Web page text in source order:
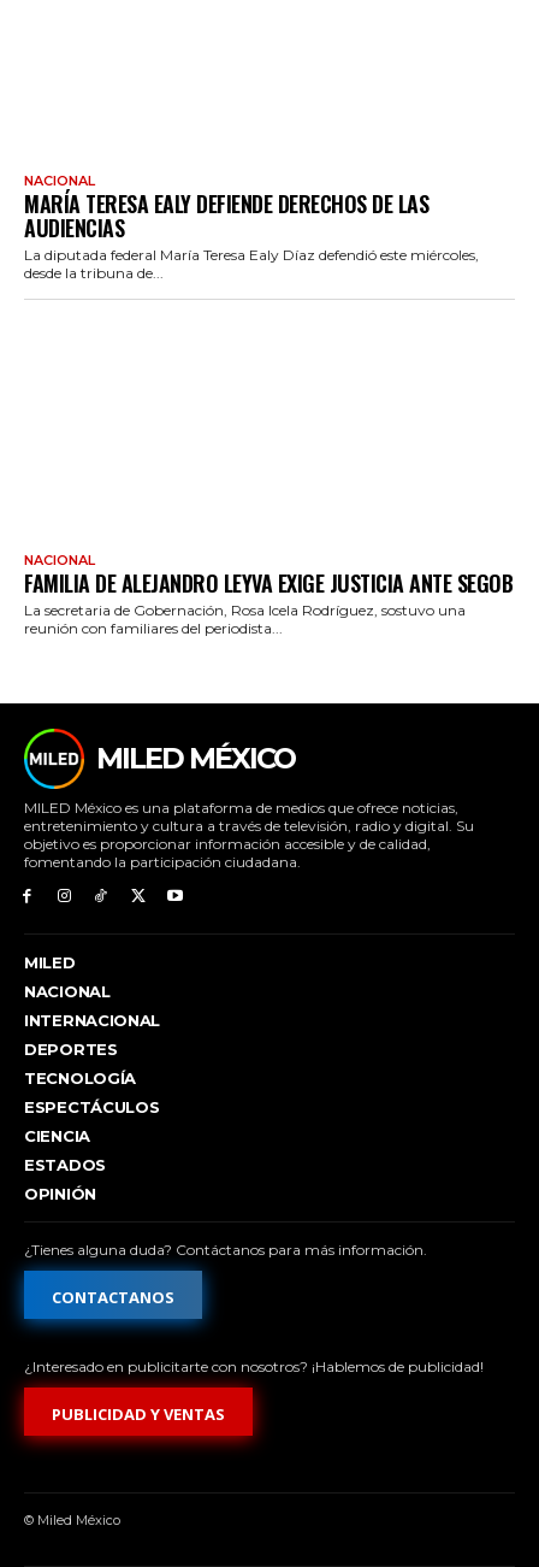
NACIONAL
MARÍA TERESA EALY DEFIENDE DERECHOS DE LAS
AUDIENCIAS
La diputada federal María Teresa Ealy Díaz defendió este miércoles,
desde la tribuna de...
NACIONAL
FAMILIA DE ALEJANDRO LEYVA EXIGE JUSTICIA ANTE SEGOB
La secretaria de Gobernación, Rosa Icela Rodríguez, sostuvo una
reunión con familiares del periodista...
MILED MÉXICO
MILED México es una plataforma de medios que ofrece noticias,
entretenimiento y cultura a través de televisión, radio y digital. Su
objetivo es proporcionar información accesible y de calidad,
fomentando la participación ciudadana.
MILED
NACIONAL
INTERNACIONAL
DEPORTES
TECNOLOGÍA
ESPECTÁCULOS
CIENCIA
ESTADOS
OPINIÓN
¿Tienes alguna duda? Contáctanos para más información.
CONTACTANOS
¿Interesado en publicitarte con nosotros? ¡Hablemos de publicidad!
PUBLICIDAD Y VENTAS
© Miled México